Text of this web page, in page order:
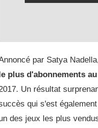
par Satya
plus d'abonnements
Un résultat
qui s'est
des jeux les plus